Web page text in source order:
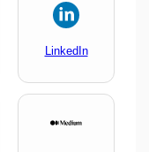
LinkedIn